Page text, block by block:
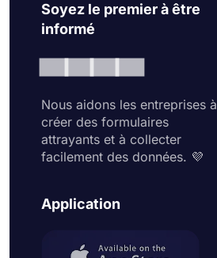
Soyez le premier à être
informé
Nous aidons les entreprises à
créer des formulaires
attrayants et à collecter
facilement des données. 💜
Application